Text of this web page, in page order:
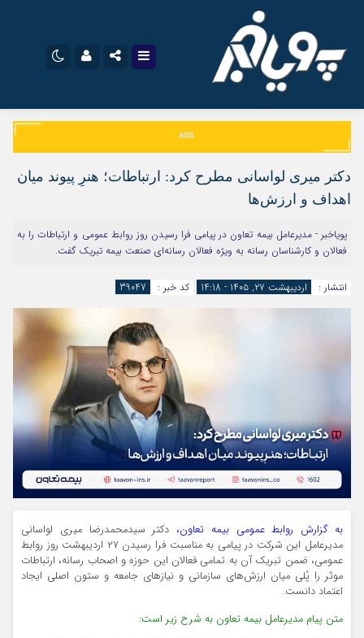
اینستاگرام تلگرام
آپارات
نام کاربری یا نشانی ایمیل
مرا به خاطر بسپار
دکتر میری لواسانی مطرح کرد: ارتباطات؛ هنرِ پیوند میان
اهداف و ارزش‌ها
پویاخبر - مدیرعامل بیمه تعاون در پیامی فرا رسیدن روز روابط عمومی و ارتباطات را به
فعالان و کارشناسان رسانه به ویژه فعالان رسانه‌ای صنعت بیمه تبریک گفت.
انتشار : اردیبهشت ۲۷, ۱۴۰۵ - 14:18 کد خبر : 39047
به گزارش روابط عمومی بیمه تعاون، دکتر سیدمحمدرضا میری لواسانی
مدیرعامل این شرکت در پیامی به مناسبت فرا رسیدن ۲۷ اردیبهشت روز روابط
عمومی، ضمن تبریک آن به تمامی فعالان این حوزه و اصحاب رسانه، ارتباطات
موثر را پُلی میان ارزش‌های سازمانی و نیازهای جامعه و ستون اصلی ایجاد
اعتماد دانست.
متن پیام مدیرعامل بیمه تعاون به شرح زیر است: